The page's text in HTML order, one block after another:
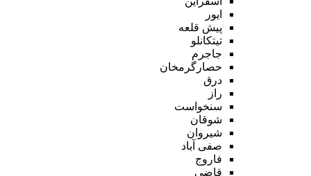
ایور
پیش قلعه
تیتکانلو
جاجرم
حصارگرمخان
درق
راز
سنخواست
شوقان
شیروان
صفی آباد
فاروج
قاضی